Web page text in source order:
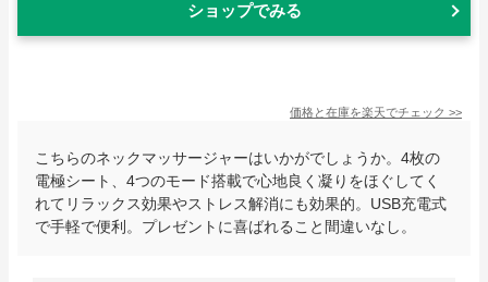
ショップでみる
価格と在庫を楽天でチェック >>
こちらのネックマッサージャーはいかがでしょうか。4枚の
電極シート、4つのモード搭載で心地良く凝りをほぐしてく
れてリラックス効果やストレス解消にも効果的。USB充電式
で手軽で便利。プレゼントに喜ばれること間違いなし。